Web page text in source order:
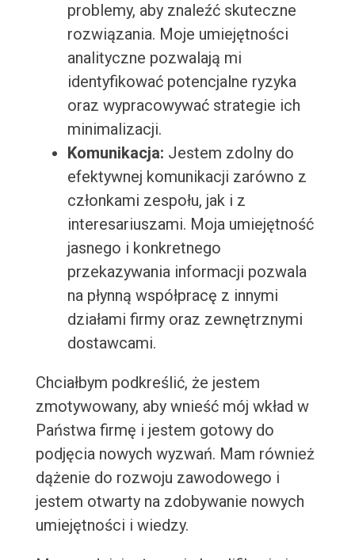
problemy, aby znaleźć skuteczne
rozwiązania. Moje umiejętności
analityczne pozwalają mi
identyfikować potencjalne ryzyka
oraz wypracowywać strategie ich
minimalizacji.
Komunikacja: Jestem zdolny do
efektywnej komunikacji zarówno z
członkami zespołu, jak i z
interesariuszami. Moja umiejętność
jasnego i konkretnego
przekazywania informacji pozwala
na płynną współpracę z innymi
działami firmy oraz zewnętrznymi
dostawcami.
Chciałbym podkreślić, że jestem
zmotywowany, aby wnieść mój wkład w
Państwa firmę i jestem gotowy do
podjęcia nowych wyzwań. Mam również
dążenie do rozwoju zawodowego i
jestem otwarty na zdobywanie nowych
umiejętności i wiedzy.